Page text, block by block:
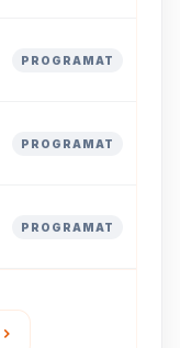
PROGRAMAT
PROGRAMAT
PROGRAMAT